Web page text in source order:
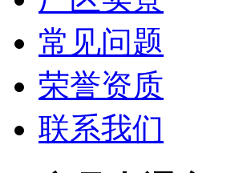
常见问题
荣誉资质
联系我们